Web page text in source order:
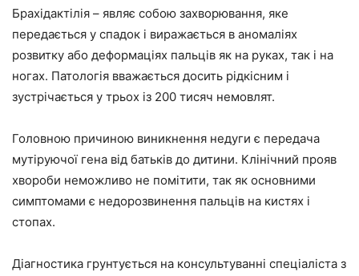
Брахідактілія – являє собою захворювання, яке
передається у спадок і виражається в аномаліях
розвитку або деформаціях пальців як на руках, так і на
ногах. Патологія вважається досить рідкісним і
зустрічається у трьох із 200 тисяч немовлят.
Головною причиною виникнення недуги є передача
мутіруючої гена від батьків до дитини. Клінічний прояв
хвороби неможливо не помітити, так як основними
симптомами є недорозвинення пальців на кистях і
стопах.
Діагностика грунтується на консультуванні спеціаліста з